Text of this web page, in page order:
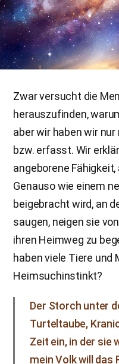
Zwar versucht die
herauszufinden,
aber wir haben wir
bzw. erfasst. Wir
angeborene
Genauso wie einem
beigebracht wird, an
saugen, neigen sie
ihren Heimweg zu
haben viele Tiere und
Heimsuchinstinkt?
Der Storch unter
Turteltaube,
Zeit ein, in der sie
mein Volk will das